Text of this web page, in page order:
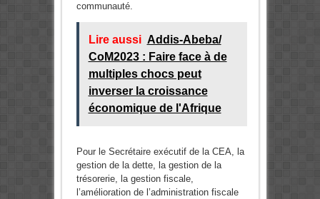
communauté.
Lire aussi Addis-Abeba/
CoM2023 : Faire face à de
multiples chocs peut
inverser la croissance
économique de l'Afrique
Pour le Secrétaire exécutif de la CEA, la
gestion de la dette, la gestion de la
trésorerie, la gestion fiscale,
l’amélioration de l’administration fiscale